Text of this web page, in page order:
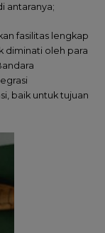
antaranya;
fasilitas lengkap
diminati oleh para
baik untuk tujuan